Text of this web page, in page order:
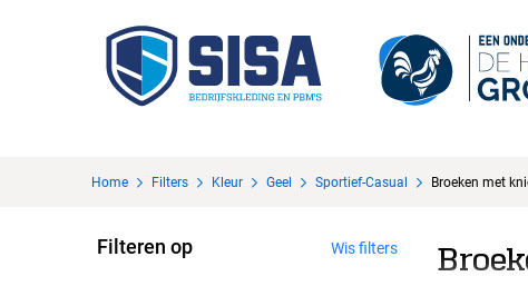
Home Filters Kleur Geel Sportief-Casual Broeken met
Filteren op Wis filters